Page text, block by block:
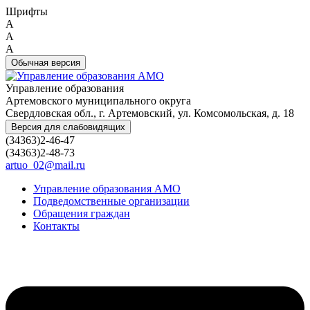
Шрифты
A
A
A
Обычная версия
Управление образования
Артемовского муниципального округа
Свердловская обл., г. Артемовский, ул. Комсомольская, д. 18
Версия для слабовидящих
(34363)2-46-47
(34363)2-48-73
artuo_02@mail.ru
Управление образования АМО
Подведомственные организации
Обращения граждан
Контакты